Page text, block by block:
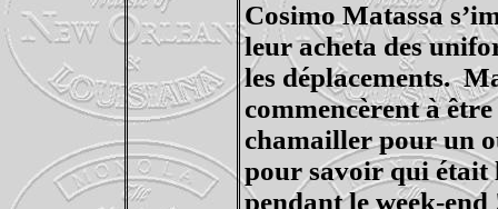
CosimoMatassa
leur acheta des
les déplacements.
commencèrent à
chamailler pour un
pour savoir qui était
pendant le week-